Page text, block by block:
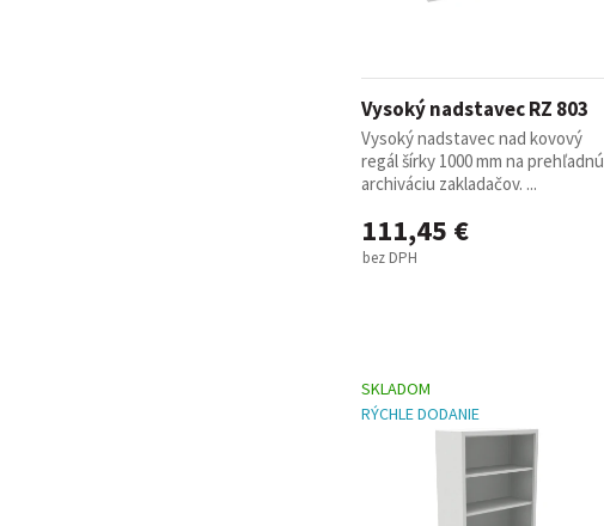
Vysoký nadstavec RZ 803
Vysoký nadstavec nad kovový
regál šírky 1000 mm na prehľadnú
archiváciu zakladačov. ...
111,45 €
bez DPH
SKLADOM
RÝCHLE DODANIE